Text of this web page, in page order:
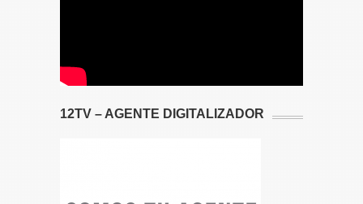
12TV – AGENTE DIGITALIZADOR